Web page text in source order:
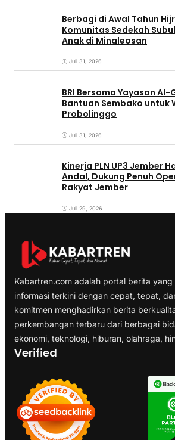
Berbagi di Awal Tahun
Komunitas Sedekah
Anak di Minaleosan
Juli 31, 2026
BRI Bersama Yayasan
Bantuan Sembako untuk
Probolinggo
Juli 31, 2026
Kinerja PLN UP3 Jember
Andal, Dukung Penuh
Rakyat Jember
Juli 29, 2026
Kabartren.com adalah portal berita yang
informasi terkini dengan cepat, tepat,
komitmen menghadirkan berita
perkembangan terbaru dari berbagai
ekonomi, teknologi, hiburan, olahraga,
Verified